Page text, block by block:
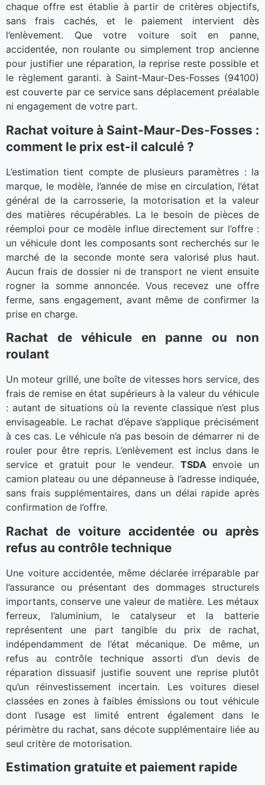
chaque offre est établie à partir de critères objectifs,
sans frais cachés, et le paiement intervient dès
l’enlèvement. Que votre voiture soit en panne,
accidentée, non roulante ou simplement trop ancienne
pour justifier une réparation, la reprise reste possible et
le règlement garanti. à Saint-Maur-Des-Fosses (94100)
est couverte par ce service sans déplacement préalable
ni engagement de votre part.
Rachat voiture à Saint-Maur-Des-Fosses :
comment le prix est-il calculé ?
L’estimation tient compte de plusieurs paramètres : la
marque, le modèle, l’année de mise en circulation, l’état
général de la carrosserie, la motorisation et la valeur
des matières récupérables. La le besoin de pièces de
réemploi pour ce modèle influe directement sur l’offre :
un véhicule dont les composants sont recherchés sur le
marché de la seconde monte sera valorisé plus haut.
Aucun frais de dossier ni de transport ne vient ensuite
rogner la somme annoncée. Vous recevez une offre
ferme, sans engagement, avant même de confirmer la
prise en charge.
Rachat de véhicule en panne ou non
roulant
Un moteur grillé, une boîte de vitesses hors service, des
frais de remise en état supérieurs à la valeur du véhicule
: autant de situations où la revente classique n’est plus
envisageable. Le rachat d’épave s’applique précisément
à ces cas. Le véhicule n’a pas besoin de démarrer ni de
rouler pour être repris. L’enlèvement est inclus dans le
service et gratuit pour le vendeur. TSDAenvoie un
camion plateau ou une dépanneuse à l’adresse indiquée,
sans frais supplémentaires, dans un délai rapide après
confirmation de l’offre.
Rachat de voiture accidentée ou après
refus au contrôle technique
Une voiture accidentée, même déclarée irréparable par
l’assurance ou présentant des dommages structurels
importants, conserve une valeur de matière. Les métaux
ferreux, l’aluminium, le catalyseur et la batterie
représentent une part tangible du prix de rachat,
indépendamment de l’état mécanique. De même, un
refus au contrôle technique assorti d’un devis de
réparation dissuasif justifie souvent une reprise plutôt
qu’un réinvestissement incertain. Les voitures diesel
classées en zones à faibles émissions ou tout véhicule
dont l’usage est limité entrent également dans le
périmètre du rachat, sans décote supplémentaire liée au
seul critère de motorisation.
Estimation gratuite et paiement rapide